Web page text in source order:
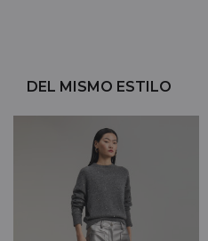
DEL MISMO ESTILO